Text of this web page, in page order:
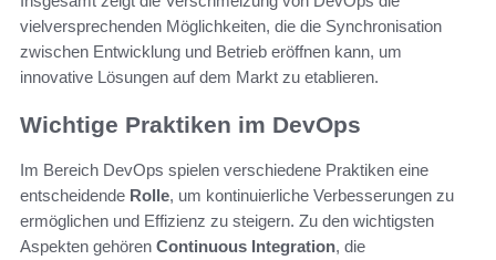
vielversprechenden Möglichkeiten, die die Synchronisation
zwischen Entwicklung und Betrieb eröffnen kann, um
innovative Lösungen auf dem Markt zu etablieren.
Wichtige Praktiken im DevOps
Im Bereich DevOps spielen verschiedene Praktiken eine
entscheidende Rolle, um kontinuierliche Verbesserungen zu
ermöglichen und Effizienz zu steigern. Zu den wichtigsten
Aspekten gehören Continuous Integration, die